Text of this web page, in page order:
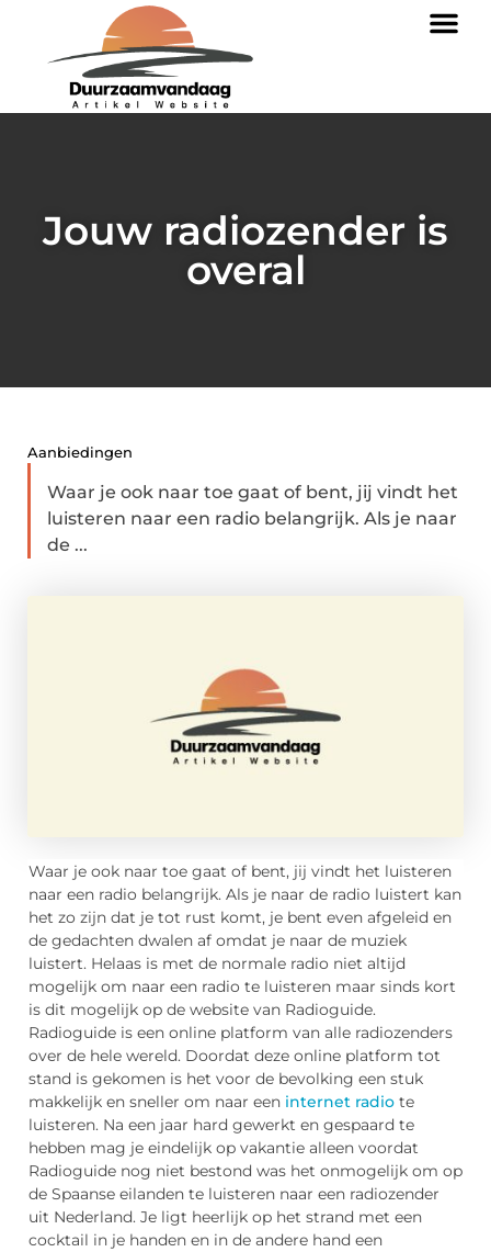
Jouw radiozender is
overal
Aanbiedingen
Waar je ook naar toe gaat of bent, jij vindt het
luisteren naar een radio belangrijk. Als je naar
de ...
Waar je ook naar toe gaat of bent, jij vindt het luisteren
naar een radio belangrijk. Als je naar de radio luistert kan
het zo zijn dat je tot rust komt, je bent even afgeleid en
de gedachten dwalen af omdat je naar de muziek
luistert. Helaas is met de normale radio niet altijd
mogelijk om naar een radio te luisteren maar sinds kort
is dit mogelijk op de website van Radioguide.
Radioguide is een online platform van alle radiozenders
over de hele wereld. Doordat deze online platform tot
stand is gekomen is het voor de bevolking een stuk
makkelijk en sneller om naar een internet radio te
luisteren. Na een jaar hard gewerkt en gespaard te
hebben mag je eindelijk op vakantie alleen voordat
Radioguide nog niet bestond was het onmogelijk om op
de Spaanse eilanden te luisteren naar een radiozender
uit Nederland. Je ligt heerlijk op het strand met een
cocktail in je handen en in de andere hand een